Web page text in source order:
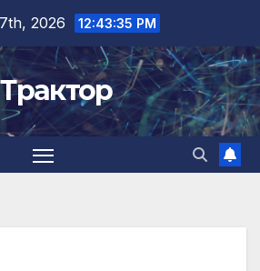
2026 12:43:36 PM
Трактор